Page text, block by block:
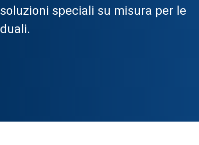
speciali su misura per le